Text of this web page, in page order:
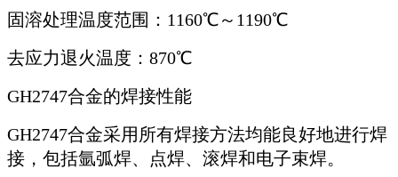
固溶处理温度范围：1160℃～1190℃
去应力退火温度：870℃
GH2747合金的焊接性能
GH2747合金采用所有焊接方法均能良好地进行焊
接，包括氩弧焊、点焊、滚焊和电子束焊。